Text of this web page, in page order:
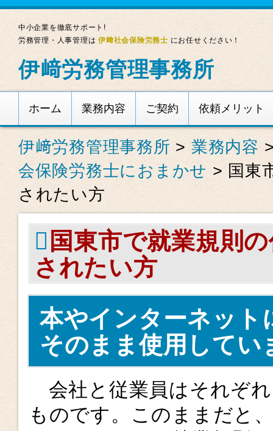
中小企業を徹底サポート!
労務管理・人事管理は伊﨑社会保険労務士 にお任せください！
伊﨑労務管理事務所
ホーム 業務内容 ご契約 依頼メリット
伊﨑労務管理事務所 > 業務内容
会保険労務士におまかせ > 国東
されたい方
国東市で就業規則
されたい方
本やインターネット
そのまま使用してい
会社と従業員はそれぞ
ものです。このままだと